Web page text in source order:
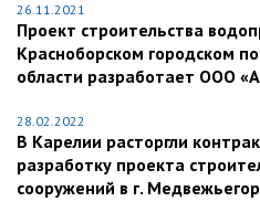
26.11.2021
Проект строительства
Красноборском городском
области разработает ООО
28.02.2022
В Карелии расторгли
разработку проекта
сооружений в г.